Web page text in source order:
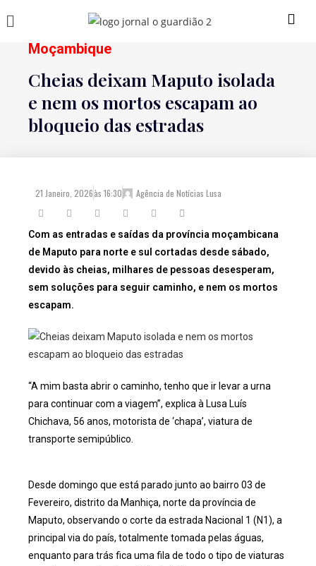
Moçambique
Cheias deixam Maputo isolada
e nem os mortos escapam ao
bloqueio das estradas
21 Janeiro, 2026às 16:30 Agência de Notícias Lusa
Com as entradas e saídas da província moçambicana
de Maputo para norte e sul cortadas desde sábado,
devido às cheias, milhares de pessoas desesperam,
sem soluções para seguir caminho, e nem os mortos
escapam.
“A mim basta abrir o caminho, tenho que ir levar a urna
para continuar com a viagem”, explica à Lusa Luís
Chichava, 56 anos, motorista de ‘chapa’, viatura de
transporte semipúblico.
Desde domingo que está parado junto ao bairro 03 de
Fevereiro, distrito da Manhiça, norte da província de
Maputo, observando o corte da estrada Nacional 1 (N1), a
principal via do país, totalmente tomada pelas águas,
enquanto para trás fica uma fila de todo o tipo de viaturas